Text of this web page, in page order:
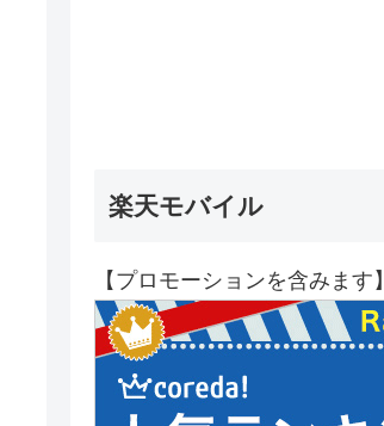
楽天モバイル
【プロモーションを含みます】